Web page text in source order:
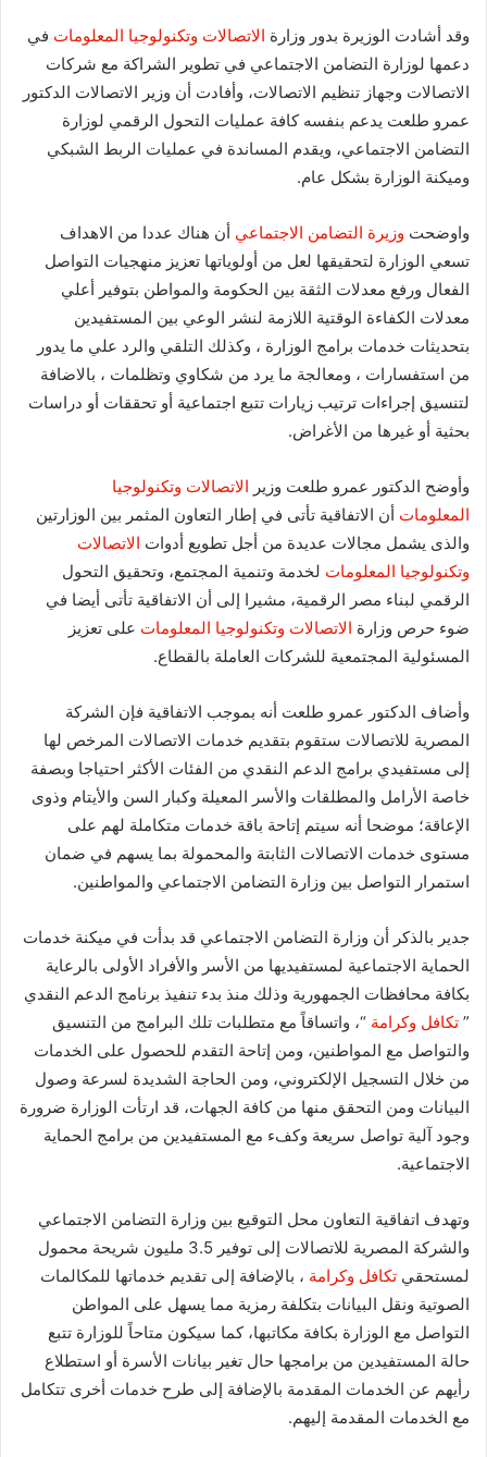
وقد أشادت الوزيرة بدور وزارة الاتصالات وتكنولوجيا المعلومات في
دعمها لوزارة التضامن الاجتماعي في تطوير الشراكة مع شركات
الاتصالات وجهاز تنظيم الاتصالات، وأفادت أن وزير الاتصالات الدكتور
عمرو طلعت يدعم بنفسه كافة عمليات التحول الرقمي لوزارة
التضامن الاجتماعي، ويقدم المساندة في عمليات الربط الشبكي
وميكنة الوزارة بشكل عام.
واوضحت وزيرة التضامن الاجتماعي أن هناك عددا من الاهداف
تسعي الوزارة لتحقيقها لعل من أولوياتها تعزيز منهجيات التواصل
الفعال ورفع معدلات الثقة بين الحكومة والمواطن بتوفير أعلي
معدلات الكفاءة الوقتية اللازمة لنشر الوعي بين المستفيدين
بتحديثات خدمات برامج الوزارة ، وكذلك التلقي والرد علي ما يدور
من استفسارات ، ومعالجة ما يرد من شكاوي وتظلمات ، بالاضافة
لتنسيق إجراءات ترتيب زيارات تتبع اجتماعية أو تحققات أو دراسات
بحثية أو غيرها من الأغراض.
وأوضح الدكتور عمرو طلعت وزير الاتصالات وتكنولوجيا
المعلومات أن الاتفاقية تأتى في إطار التعاون المثمر بين الوزارتين
والذى يشمل مجالات عديدة من أجل تطويع أدوات الاتصالات
وتكنولوجيا المعلومات لخدمة وتنمية المجتمع، وتحقيق التحول
الرقمي لبناء مصر الرقمية، مشيرا إلى أن الاتفاقية تأتى أيضا في
ضوء حرص وزارة الاتصالات وتكنولوجيا المعلومات على تعزيز
المسئولية المجتمعية للشركات العاملة بالقطاع.
وأضاف الدكتور عمرو طلعت أنه بموجب الاتفاقية فإن الشركة
المصرية للاتصالات ستقوم بتقديم خدمات الاتصالات المرخص لها
إلى مستفيدي برامج الدعم النقدي من الفئات الأكثر احتياجا وبصفة
خاصة الأرامل والمطلقات والأسر المعيلة وكبار السن والأيتام وذوى
الإعاقة؛ موضحا أنه سيتم إتاحة باقة خدمات متكاملة لهم على
مستوى خدمات الاتصالات الثابتة والمحمولة بما يسهم في ضمان
استمرار التواصل بين وزارة التضامن الاجتماعي والمواطنين.
جدير بالذكر أن وزارة التضامن الاجتماعي قد بدأت في ميكنة خدمات
الحماية الاجتماعية لمستفيديها من الأسر والأفراد الأولى بالرعاية
بكافة محافظات الجمهورية وذلك منذ بدء تنفيذ برنامج الدعم النقدي
” تكافل وكرامة “، واتساقاً مع متطلبات تلك البرامج من التنسيق
والتواصل مع المواطنين، ومن إتاحة التقدم للحصول على الخدمات
من خلال التسجيل الإلكتروني، ومن الحاجة الشديدة لسرعة وصول
البيانات ومن التحقق منها من كافة الجهات، قد ارتأت الوزارة ضرورة
وجود آلية تواصل سريعة وكفء مع المستفيدين من برامج الحماية
الاجتماعية.
وتهدف اتفاقية التعاون محل التوقيع بين وزارة التضامن الاجتماعي
والشركة المصرية للاتصالات إلى توفير 3.5 مليون شريحة محمول
لمستحقي تكافل وكرامة ، بالإضافة إلى تقديم خدماتها للمكالمات
الصوتية ونقل البيانات بتكلفة رمزية مما يسهل على المواطن
التواصل مع الوزارة بكافة مكاتبها، كما سيكون متاحاً للوزارة تتبع
حالة المستفيدين من برامجها حال تغير بيانات الأسرة أو استطلاع
رأيهم عن الخدمات المقدمة بالإضافة إلى طرح خدمات أخرى تتكامل
مع الخدمات المقدمة إليهم.